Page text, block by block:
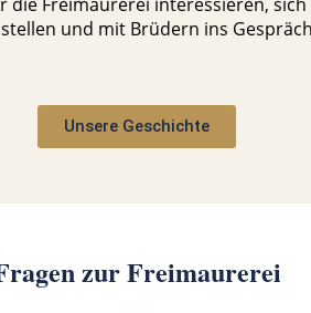
und mit Brüdern ins
Unsere Geschichte
zur Freimaurerei